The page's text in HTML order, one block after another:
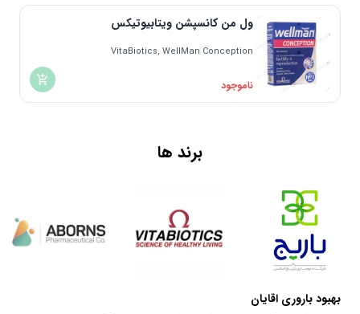
ول من کانسپشن ویتابیوتیکس
VitaBiotics, WellMan Conception
ناموجود
برند ها
بهبود باروری اقایان